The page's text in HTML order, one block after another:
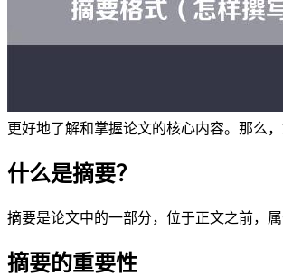
更好地了解和掌握论文的核心内容。那么
什么是摘要？
摘要是论文中的一部分，位于正文之前，
摘要的重要性